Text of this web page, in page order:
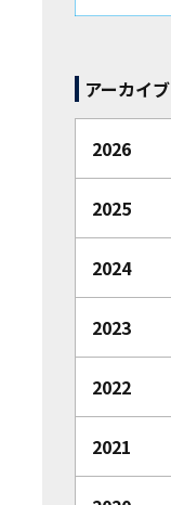
アーカイブ
2026
2025
2024
2023
2022
2021